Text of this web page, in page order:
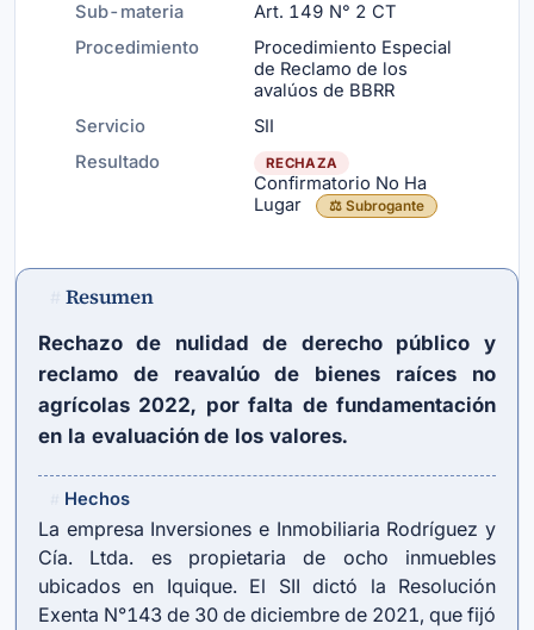
Sub-materia
Art. 149 N° 2 CT
Procedimiento
Procedimiento Especial
de Reclamo de los
avalúos de BBRR
Servicio
SII
Resultado
RECHAZA
Confirmatorio No Ha
Lugar
⚖️ Subrogante
Resumen
Rechazo de nulidad de derecho público y
reclamo de reavalúo de bienes raíces no
agrícolas 2022, por falta de fundamentación
en la evaluación de los valores.
Hechos
La empresa Inversiones e Inmobiliaria Rodríguez y
Cía. Ltda. es propietaria de ocho inmuebles
ubicados en Iquique. El SII dictó la Resolución
Exenta N°143 de 30 de diciembre de 2021, que fijó